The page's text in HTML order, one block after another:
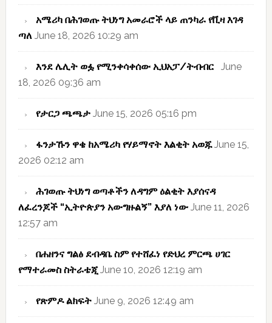
አሜሪካ በሕገወጡ ትህነግ አመራሮች ላይ ጠንካራ የቪዛ እገዳ
ጣለ June 18, 2026 10:29 am
እንደ ሌሊት ወፏ የሚንቀሳቀሰው ኢህአፓ/ትብብር June
18, 2026 09:36 am
የታርጋ ጫጫታ June 15, 2026 05:16 pm
ፋንታኹን ዋቄ ከአሜሪካ የሃይማኖት እልቂት አወጁ June 15,
2026 02:12 am
ሕገወጡ ትህነግ ወጣቶችን ለዳግም ዕልቂት እያሰናዳ
ለፈረንጆች “ኢትዮጵያን አውግዙልኝ” እያለ ነው June 11, 2026
12:57 am
በሐዘንና ግልፅ ደብዳቤ ስም የተሸፈነ የድህረ ምርጫ ሀገር
የማተራመስ ስትራቴጂ June 10, 2026 12:19 am
የጽምዶ ልክፍት June 9, 2026 12:49 am